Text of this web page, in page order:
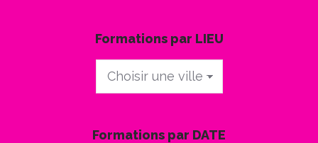
Formations par LIEU
Formations
par
Formations par DATE